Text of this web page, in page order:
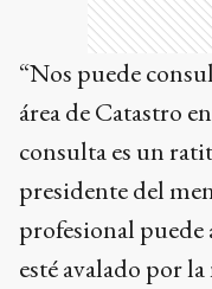
“Nos puede
área de Catastro
consulta es un
presidente del
profesional
esté avalado por